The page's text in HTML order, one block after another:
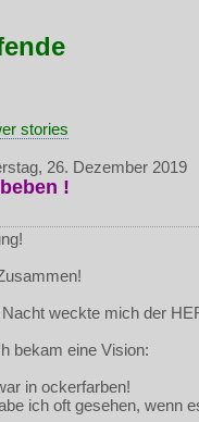
stories
26. Dezember 2019
!
Nacht weckte mich der
bekam eine Vision:
in ockerfarben!
ich oft gesehen, wenn